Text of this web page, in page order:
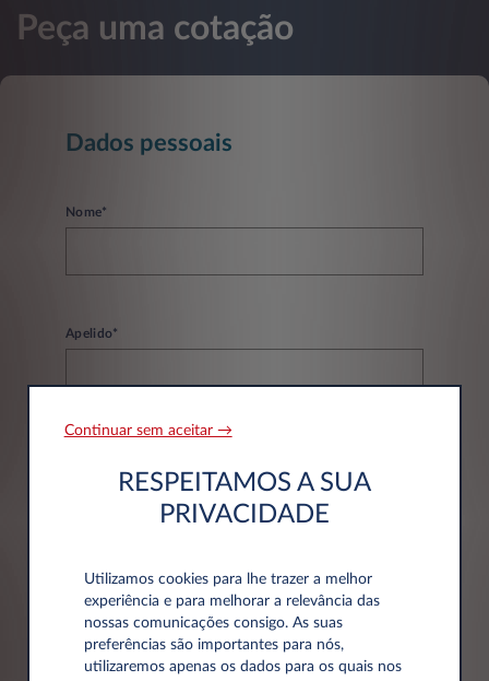
Peça uma cotação
Dados pessoais
Nome*
Apelido*
Telefone*
Continuar sem aceitar →
RESPEITAMOS A SUA
PRIVACIDADE
Utilizamos cookies para lhe trazer a melhor
experiência e para melhorar a relevância das
nossas comunicações consigo. As suas
preferências são importantes para nós,
utilizaremos apenas os dados para os quais nos